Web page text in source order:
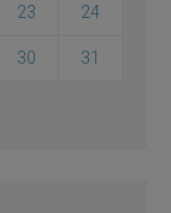
23 24
30 31